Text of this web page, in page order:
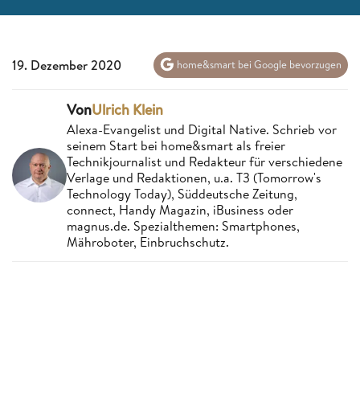
19. Dezember 2020 home&smart bei Google bevorzugen
VonUlrich Klein
Alexa-Evangelist und Digital Native. Schrieb vor
seinem Start bei home&smart als freier
Technikjournalist und Redakteur für verschiedene
Verlage und Redaktionen, u.a. T3 (Tomorrow's
Technology Today), Süddeutsche Zeitung,
connect, Handy Magazin, iBusiness oder
magnus.de. Spezialthemen: Smartphones,
Mähroboter, Einbruchschutz.